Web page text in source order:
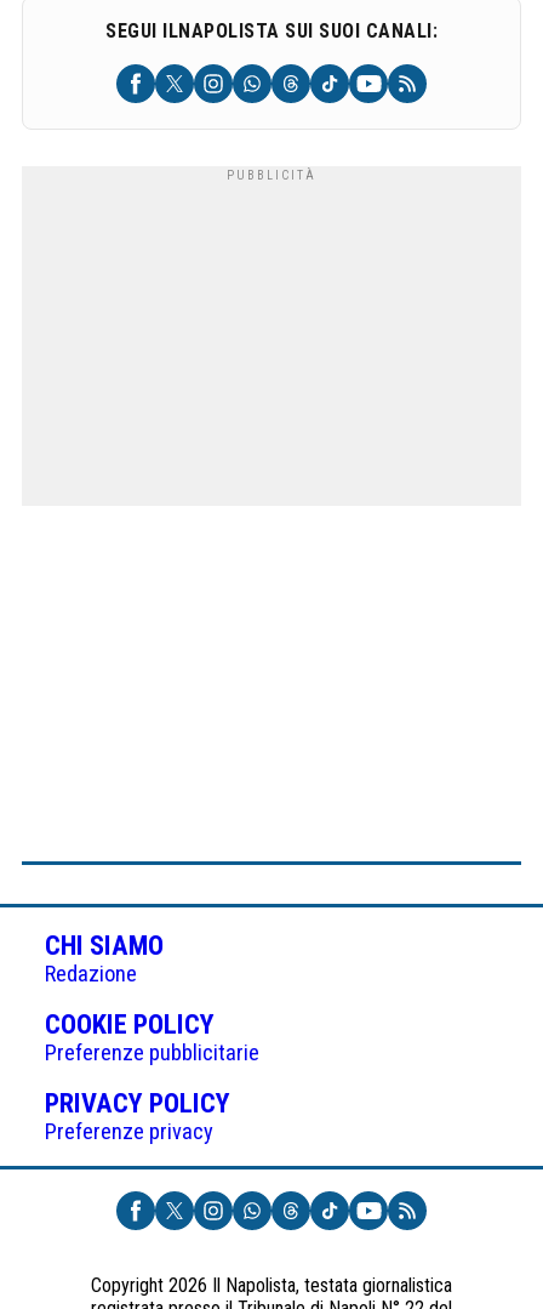
SEGUI ILNAPOLISTA SUI SUOI CANALI:
CHI SIAMO
Redazione
COOKIE POLICY(APRE
IN
UNA
NUOVA
Preferenze pubblicitarie
PRIVACY POLICY(APRE
UNA
NUOVA
SCHEDA)
Preferenze privacy
Copyright 2026 Il Napolista, testata giornalistica